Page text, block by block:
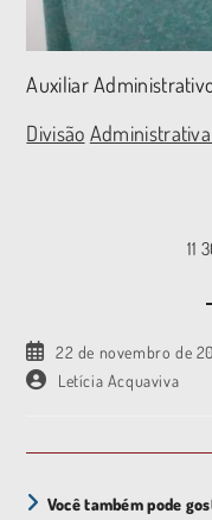
Auxiliar
Divisão
11
22 de novembro de
Letícia Acquaviva
Você também pode